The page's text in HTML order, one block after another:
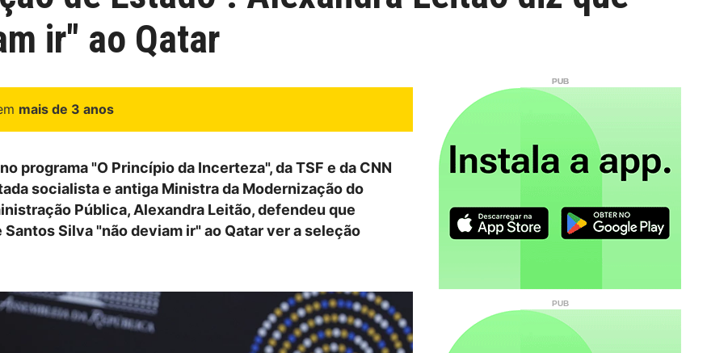
ir" ao Qatar
mais de 3 anos
programa "O Princípio da Incerteza", da TSF e da CNN
socialista e antiga Ministra da Modernização do
Pública, Alexandra Leitão, defendeu que
Santos Silva "não deviam ir" ao Qatar ver a seleção